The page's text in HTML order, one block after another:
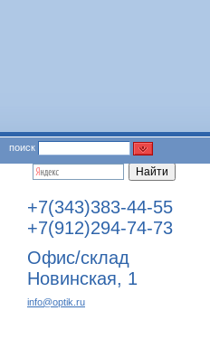
поиск
+7(343)383-44-55
+7(912)294-74-73
Офис/склад
Новинская, 1
info@optik.ru